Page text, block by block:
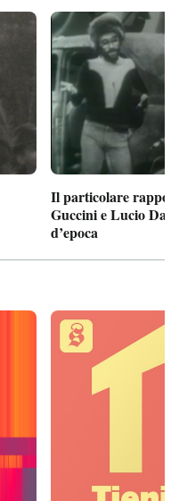
Il particolare
Guccini e Lucio
d’epoca